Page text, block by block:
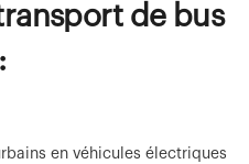
de bus
:
en véhicules électriques